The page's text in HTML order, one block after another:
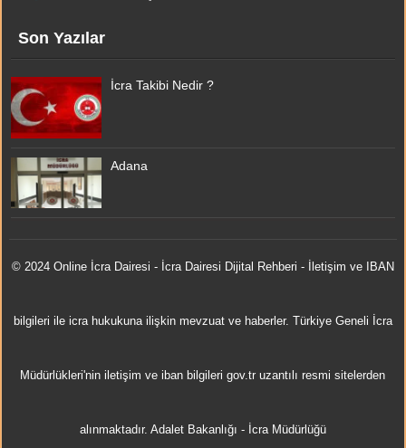
Son Yazılar
İcra Takibi Nedir ?
Adana
© 2024 Online İcra Dairesi - İcra Dairesi Dijital Rehberi - İletişim ve IBAN
bilgileri ile icra hukukuna ilişkin mevzuat ve haberler. Türkiye Geneli İcra
Müdürlükleri'nin iletişim ve iban bilgileri gov.tr uzantılı resmi sitelerden
alınmaktadır. Adalet Bakanlığı - İcra Müdürlüğü